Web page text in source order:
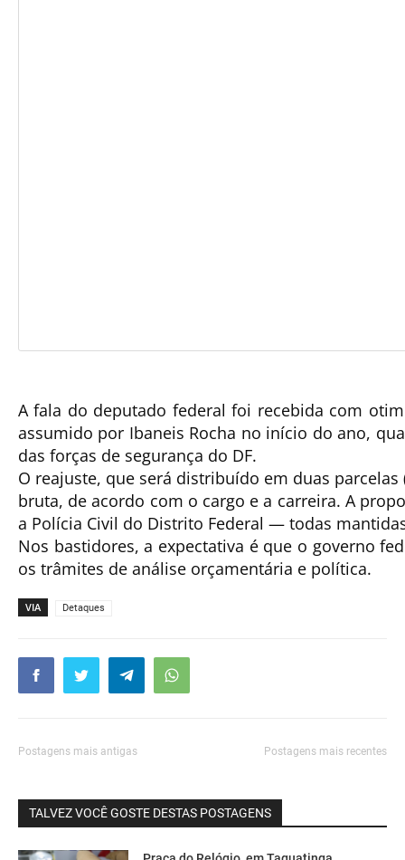
A fala do deputado federal foi recebida com
assumido por Ibaneis Rocha no início do ano,
das forças de segurança do DF.
O reajuste, que será distribuído em duas parcelas
bruta, de acordo com o cargo e a carreira. A
a Polícia Civil do Distrito Federal — todas
Nos bastidores, a expectativa é que o governo
os trâmites de análise orçamentária e política.
VIA Detaques
Postagens mais antigas Postagens mais recentes
TALVEZ VOCÊ GOSTE DESTAS POSTAGENS